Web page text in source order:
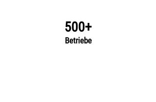
500+
Betriebe